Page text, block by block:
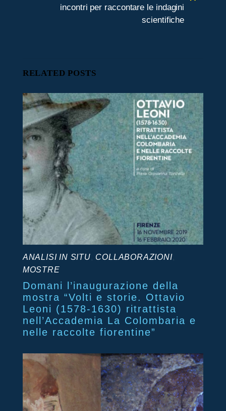
incontri per raccontare le indagini
scientifiche
RELATED POSTS
ANALISI IN SITU, COLLABORAZIONI,
MOSTRE
Domani l’inaugurazione della
mostra “Volti e storie. Ottavio
Leoni (1578-1630) ritrattista
nell’Accademia La Colombaria e
nelle raccolte fiorentine”